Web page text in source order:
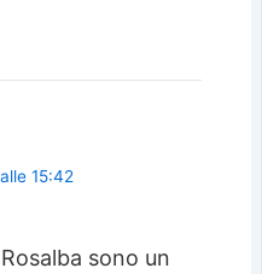
15:42
sono un